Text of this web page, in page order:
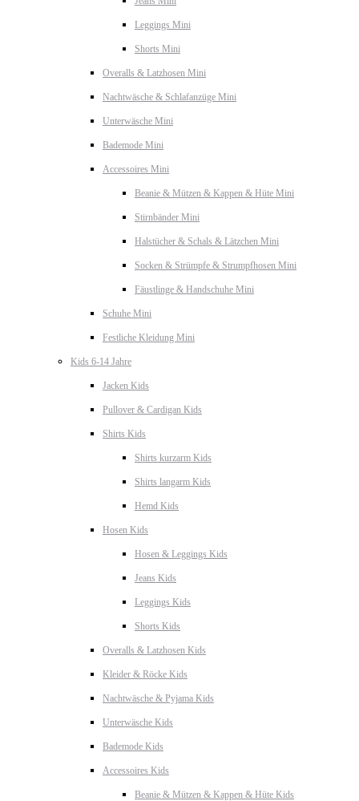
Leggings Mini
Shorts Mini
Overalls & Latzhosen Mini
Nachtwäsche & Schlafanzüge Mini
Unterwäsche Mini
Bademode Mini
Accessoires Mini
Beanie & Mützen & Kappen & Hüte Mini
Stirnbänder Mini
Halstücher & Schals & Lätzchen Mini
Socken & Strümpfe & Strumpfhosen Mini
Fäustlinge & Handschuhe Mini
Schuhe Mini
Festliche Kleidung Mini
Kids 6-14 Jahre
Jacken Kids
Pullover & Cardigan Kids
Shirts Kids
Shirts kurzarm Kids
Shirts langarm Kids
Hemd Kids
Hosen Kids
Hosen & Leggings Kids
Jeans Kids
Leggings Kids
Shorts Kids
Overalls & Latzhosen Kids
Kleider & Röcke Kids
Nachtwäsche & Pyjama Kids
Unterwäsche Kids
Bademode Kids
Accessoires Kids
Beanie & Mützen & Kappen & Hüte Kids